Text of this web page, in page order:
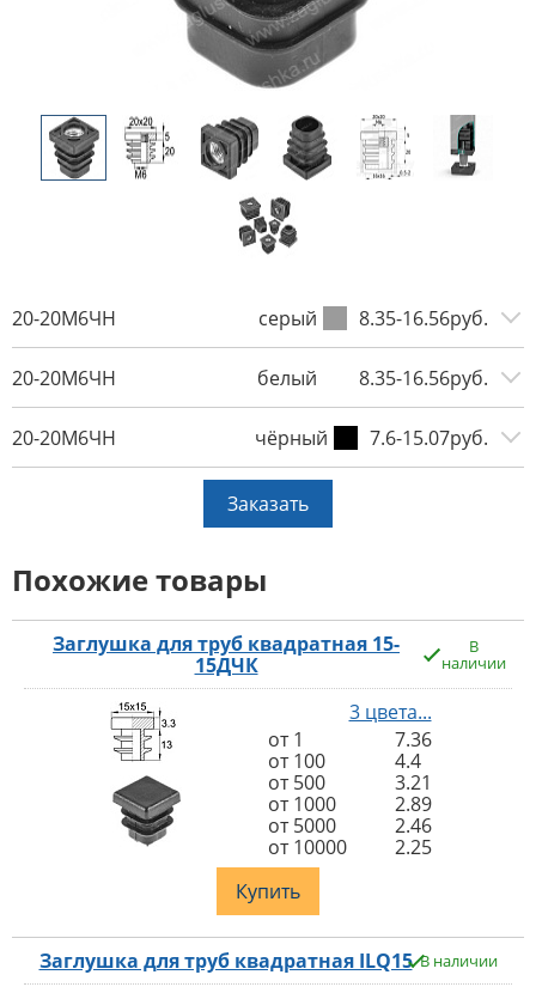
20-20М6ЧН серый 8.35-16.56руб.
20-20М6ЧН белый 8.35-16.56руб.
20-20М6ЧН чёрный 7.6-15.07руб.
Заказать
Похожие товары
Заглушка для труб квадратная 15-
15ДЧК
В
наличии
3 цвета...
от 1
7.36
от 100
4.4
от 500
3.21
от 1000
2.89
от 5000
2.46
от 10000
2.25
Купить
Заглушка для труб квадратная ILQ15 В наличии